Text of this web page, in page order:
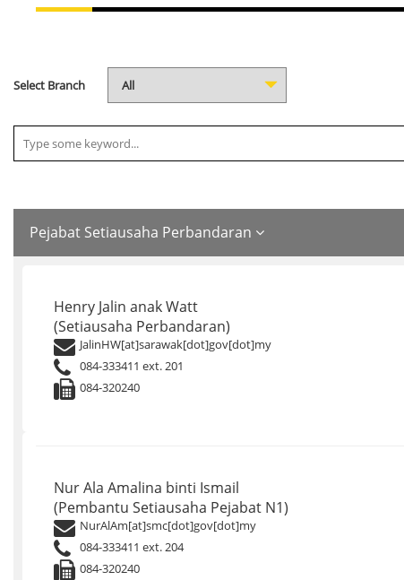
Select Branch
Pejabat Setiausaha Perbandaran
Henry Jalin anak Watt
(Setiausaha Perbandaran)
JalinHW[at]sarawak[dot]gov[dot]my
084-333411 ext. 201
084-320240
Nur Ala Amalina binti Ismail
(Pembantu Setiausaha Pejabat N1)
NurAlAm[at]smc[dot]gov[dot]my
084-333411 ext. 204
084-320240